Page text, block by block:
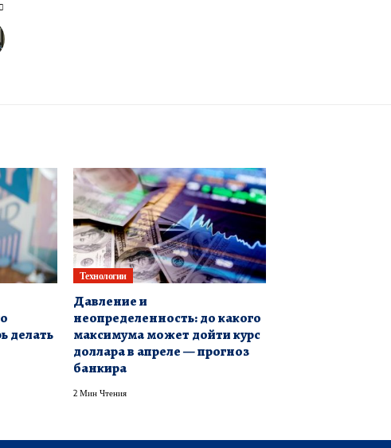
делать
Технологии
Давление и
неопределенность: до какого
максимума может дойти курс
доллара в апреле — прогноз
банкира
2 Мин Чтения